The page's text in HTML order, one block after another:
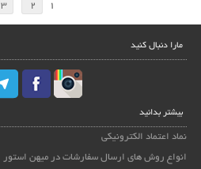
1
2
3
مارا دنبال کنید
بیشتر بدانید
نماد اعتماد الکترونیکی
انواع روش های ارسال سفارشات در میهن استور